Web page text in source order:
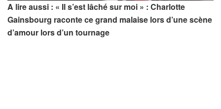
A lire aussi : « Il s’est lâché sur moi » : Charlotte
Gainsbourg raconte ce grand malaise lors d’une scène
d’amour lors d’un tournage